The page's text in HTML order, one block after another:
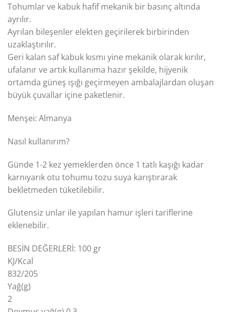
Tohumlar ve kabuk hafif mekanik bir basınç altında
ayrılır.
Ayrılan bileşenler elekten geçirilerek birbirinden
uzaklaştırılır.
Geri kalan saf kabuk kısmı yine mekanik olarak kırılır,
ufalanır ve artık kullanıma hazır şekilde, hijyenik
ortamda güneş ışığı geçirmeyen ambalajlardan oluşan
büyük çuvallar içine paketlenir.
Menşei: Almanya
Nasıl kullanırım?
Günde 1-2 kez yemeklerden önce 1 tatlı kaşığı kadar
karnıyarık otu tohumu tozu suya karıştırarak
bekletmeden tüketilebilir.
Glutensiz unlar ile yapılan hamur işleri tariflerine
eklenebilir.
BESİN DEĞERLERİ: 100 gr
KJ/Kcal
832/205
Yağ(g)
2